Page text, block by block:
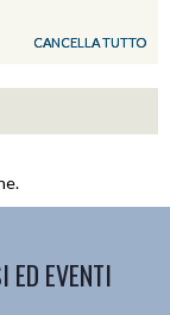
CANCELLA TUTTO
ED EVENTI